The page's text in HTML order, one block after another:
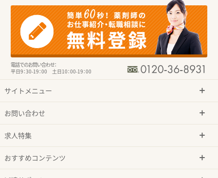
電話でのお問い合わせ：
平日9：30-19：00 土日10：00-19：00
サイトメニュー
お問い合わせ
求人特集
おすすめコンテンツ